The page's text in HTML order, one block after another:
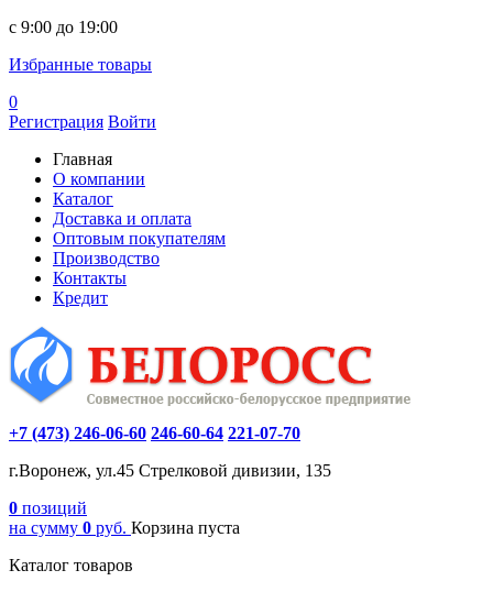
c 9:00 до 19:00
Избранные товары
0
Регистрация Войти
Главная
О компании
Каталог
Доставка и оплата
Оптовым покупателям
Производство
Контакты
Кредит
+7 (473) 246-06-60 246-60-64 221-07-70
г.Воронеж, ул.45 Стрелковой дивизии, 135
0 позиций
на сумму 0 руб. Корзина пуста
Каталог товаров